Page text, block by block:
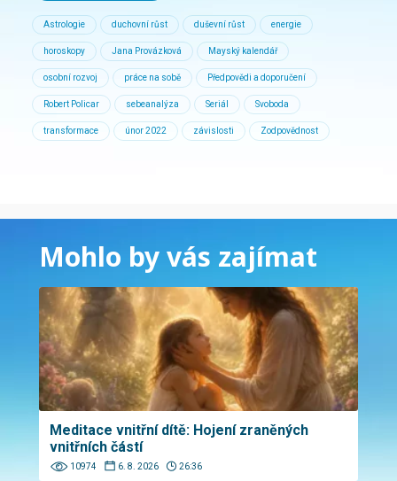
Astrologie duchovní růst duševní růst energie
horoskopy Jana Provázková Mayský kalendář
osobní rozvoj práce na sobě Předpovědi a doporučení
Robert Policar sebeanalýza Seriál Svoboda
transformace únor 2022 závislosti Zodpovědnost
Mohlo by vás zajímat
Meditace vnitřní dítě: Hojení zraněných
vnitřních částí
10974 6. 8. 2026 26:36